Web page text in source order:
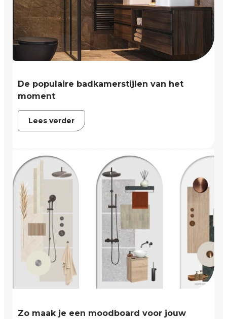
De populaire badkamerstijlen van het
moment
Lees verder
Zo maak je een moodboard voor jouw